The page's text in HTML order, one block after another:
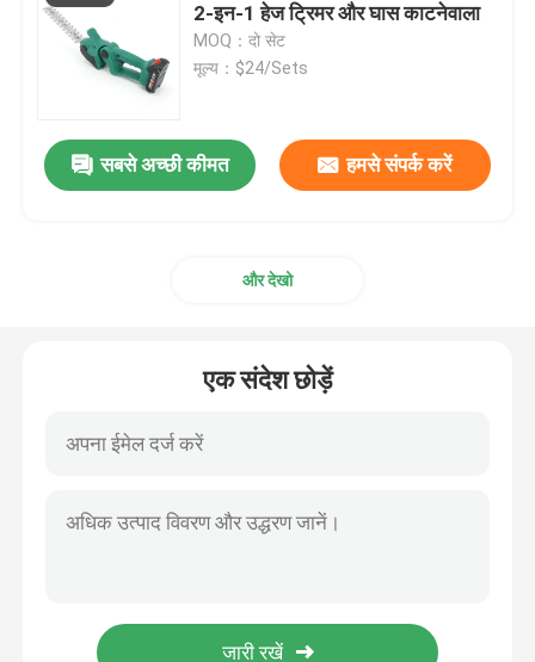
2-इन-1 हेज ट्रिमर और घास काटनेवाला
MOQ：दो सेट
मूल्य：$24/Sets
सबसे अच्छी कीमत हमसे संपर्क करें
और देखो
एक संदेश छोड़ें